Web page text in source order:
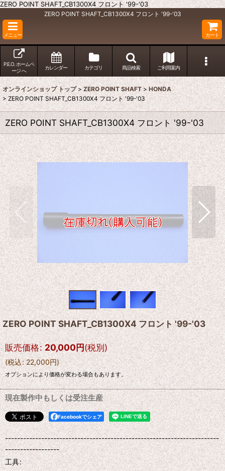
ZERO POINT SHAFT_CB1300X4 フロント '99-'03
ZERO POINT SHAFT_CB1300X4 フロント '99-'03
メニュー カート
P.E.O. ホームペ
ージ へ
カレンダー カテゴリ 商品検索 ご利用案内
オンラインショップ トップ > ZERO POINT SHAFT > HONDA
> ZERO POINT SHAFT_CB1300X4 フロント '99-'03
ZERO POINT SHAFT_CB1300X4 フロント '99-'03
ZERO POINT SHAFT_CB1300X4 フロント '99-'03
販売価格: 20,000円(税別)
(税込: 22,000円)
オプションにより価格が変わる場合もあります。
現在製作中もしくは受注生産
Facebookでシェア
-----------------------------------------------------------------------
------------------
工具: